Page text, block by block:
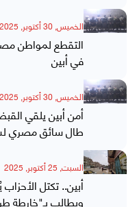
الخميس, 30 أكتوبر, 2025
التقطع لمواطن
في أبين
الخميس, 30 أكتوبر, 2025
أمن أبين يلقي
طال سائق مصري
السبت, 25 أكتوبر, 2025
أبين.. تكتل
ويطالب بـ"خارطة